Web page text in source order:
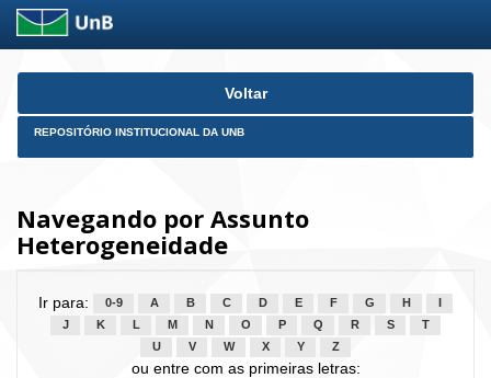
Skip
Voltar
REPOSITÓRIO INSTITUCIONAL DA UNB
Navegando por Assunto
Heterogeneidade
Ir para: 0-9 A B C D E F G H
J
K L M N O P Q R S
T
U
V W X Y Z
ou entre com as primeiras letras: